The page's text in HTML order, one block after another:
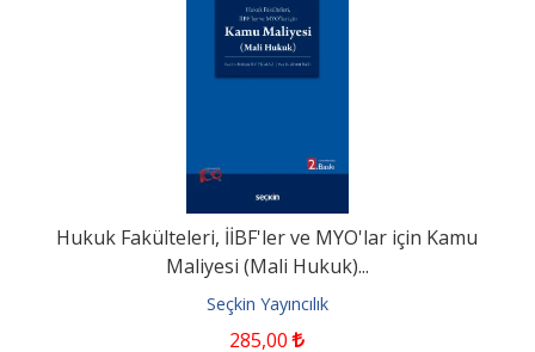
Hukuk Fakülteleri, İİBF'ler ve MYO'lar için Kamu
Maliyesi (Mali Hukuk)...
Seçkin Yayıncılık
285,00